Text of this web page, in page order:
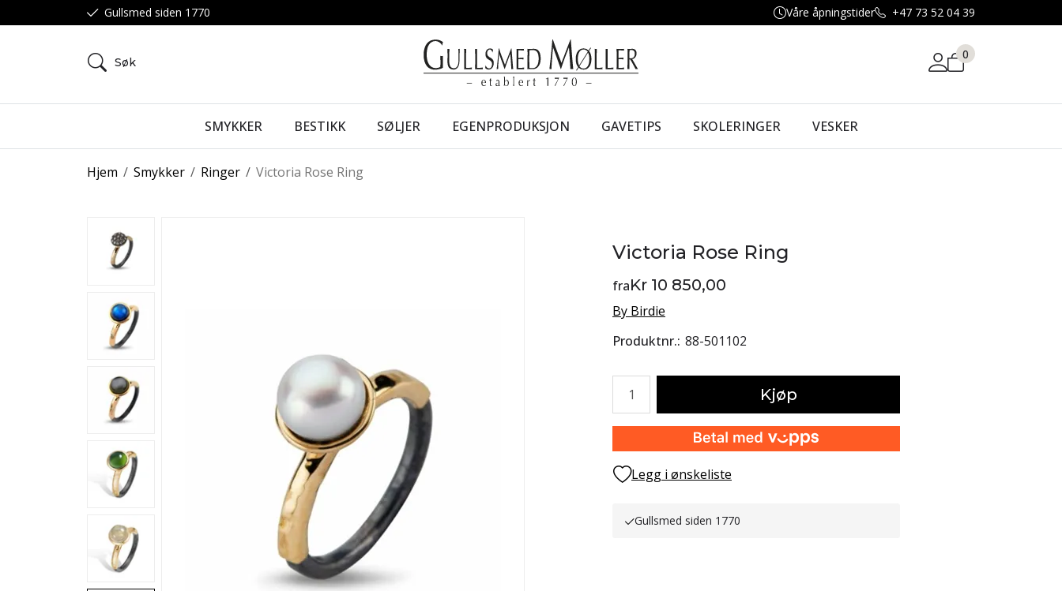
Gullsmed siden 1770 Våre åpningstider +47 73 52 04 39
Søk
0
SMYKKER BESTIKK SØLJER EGENPRODUKSJON GAVETIPS SKOLERINGER VESKER
/
Hjem /
Smykker /
Ringer Victoria Rose Ring
Victoria Rose Ring
fraKr 10 850,00
By Birdie
Produktnr. 88-501102
Kjøp
Legg i ønskeliste
Gullsmed siden 1770